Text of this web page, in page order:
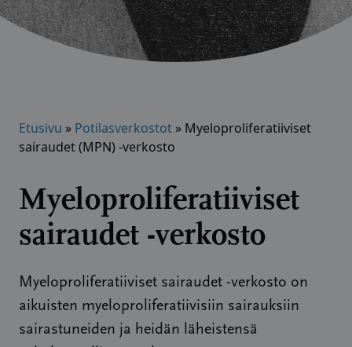
Etusivu » Potilasverkostot » Myeloproliferatiiviset
sairaudet (MPN) -verkosto
Myeloproliferatiiviset
sairaudet -verkosto
Myeloproliferatiiviset sairaudet -verkosto on
aikuisten myeloproliferatiivisiin sairauksiin
sairastuneiden ja heidän läheistensä